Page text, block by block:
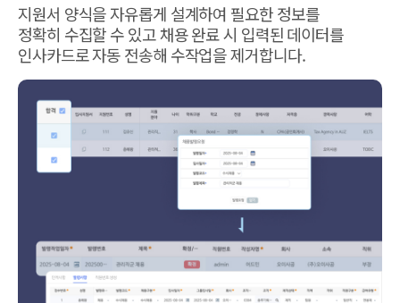
지원서 양식을 자유롭게 설계하여 필요한 정보를
정확히 수집할 수 있고 채용 완료 시 입력된 데이터를
인사카드로 자동 전송해 수작업을 제거합니다.